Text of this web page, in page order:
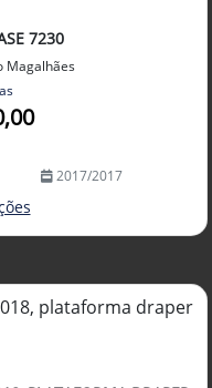
7230
Magalhães
2017/2017